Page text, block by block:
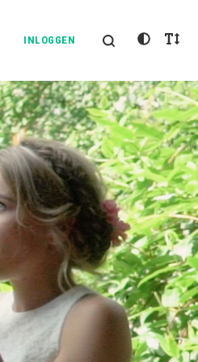
INLOGGEN